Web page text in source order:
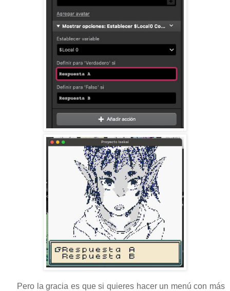
Pero la gracia es que si quieres hacer un menú con más